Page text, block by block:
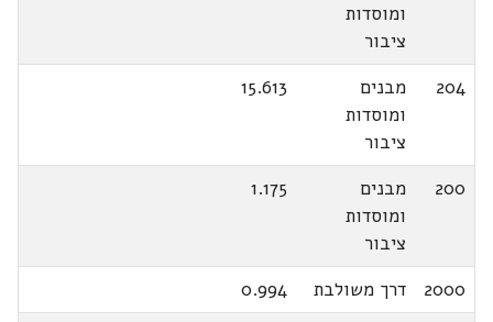
ומוסדות
ציבור
204
מבנים
ומוסדות
ציבור
15.613
200
מבנים
ומוסדות
ציבור
1.175
2000 דרך משולבת
0.994